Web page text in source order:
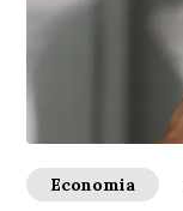
Economia